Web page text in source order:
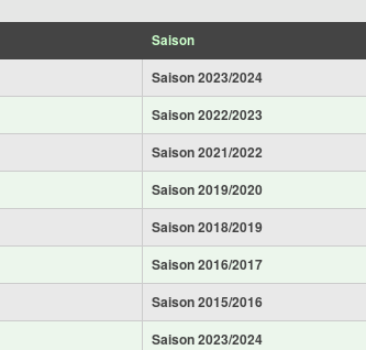
Saison
Saison 2023/2024
Saison 2022/2023
Saison 2021/2022
Saison 2019/2020
Saison 2018/2019
Saison 2016/2017
Saison 2015/2016
Saison 2023/2024